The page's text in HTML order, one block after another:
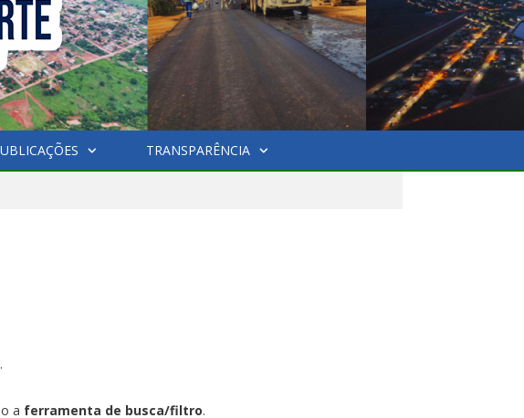
TRANSPARÊNCIA
a ferramenta de busca/filtro.